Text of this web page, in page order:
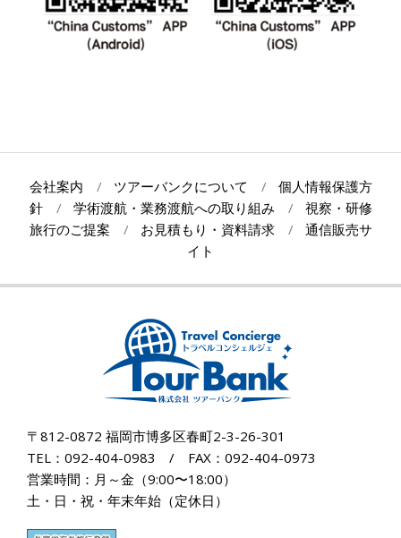
11-
会社案内
ツアーバンクについて
個人情報保護方
針
学術渡航・業務渡航への取り組み
視察・研修
旅行のご提案
お見積もり・資料請求
通信販売サ
イト
〒812-0872 福岡市博多区春町2-3-26-301
TEL：092-404-0983 / FAX：092-404-0973
営業時間：月～金（9:00〜18:00）
土・日・祝・年末年始（定休日）